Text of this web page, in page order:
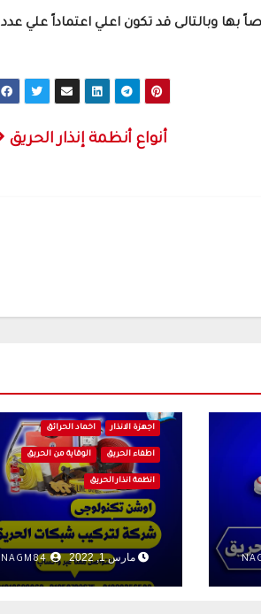
بها وبالتالى قد تكون اعلي اعتماداً علي عدد
أنواع أنظمة إنذار الحريق
اجهزة الانذار اخماد الحرائق
اطفاء الحريق الوقاية من الحريق
انظمة انذار الحريق
مارس 1, 2022 NAGM84